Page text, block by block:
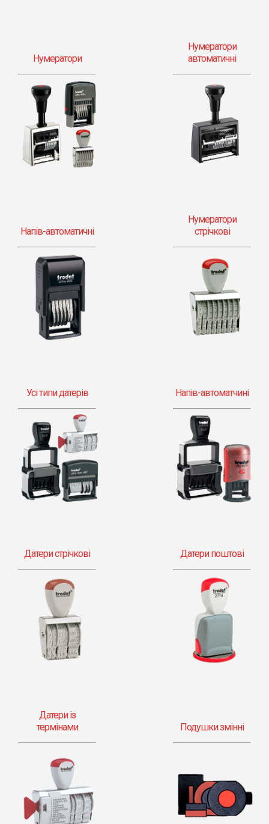
Нумератори
Нумератори
автоматичні
Напів-автоматичні
Нумератори
стрічкові
Усі типи датерів Напів-автоматчині
Датери стрічкові Датери поштові
Датери із
термінами
Подушки змінні